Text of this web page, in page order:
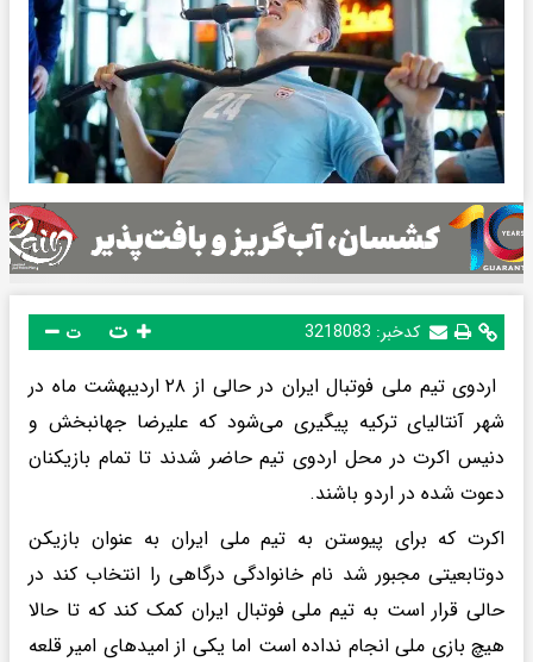
کدخبر: 3218083 ت
اردوی تیم ملی فوتبال ایران در حالی از ۲۸ اردیبهشت ماه در
شهر آنتالیای ترکیه پیگیری می‌شود که علیرضا جهانبخش و
دنیس اکرت در محل اردوی تیم حاضر شدند تا تمام بازیکنان
دعوت شده در اردو باشند.
اکرت که برای پیوستن به تیم ملی ایران به عنوان بازیکن
دوتابعیتی مجبور شد نام خانوادگی درگاهی را انتخاب کند در
حالی قرار است به تیم ملی فوتبال ایران کمک کند که تا حالا
هیچ بازی ملی انجام نداده است اما یکی از امیدهای امیر قلعه